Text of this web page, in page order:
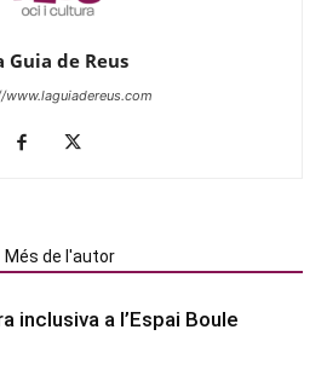
Guia de Reus
Més de l'autor
inclusiva a l’Espai Boule